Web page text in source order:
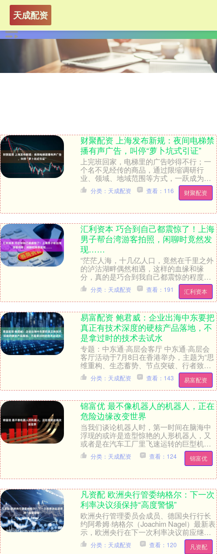
天成配资
财聚配资 上海发布新规：夜间电梯禁
播有声广告，叫停“萝卜坑式引证”
上完班回家，电梯里的广告吵得不行；一
个名不见经传的商品，通过限缩调研行
业、领域、地域范围等方式，一跃成为所
在圈层的“第一”；一位酷似知名人物的“推
荐官”将手中产....
财聚配资
分类：天成配资 查看：116
汇利资本 巧合到自己都震惊了！上海
男子帮台湾游客拍照，闲聊时竟然发
现……
“茫茫人海，十几亿人口，竟然在千里之外
的泸沽湖畔偶然相遇，这样的血缘和缘
分，真的是巧合到我自己都震惊的程度
了。” 近日，上海的陈先生分享了一段不可
思议的亲身经历....
汇利资本
分类：天成配资 查看：191
易富配资 鲍君威：企业出海中东要把
真正有技术深度的硬核产品落地，不
是拿过时的技术去试水
专题：中东通·高层会客厅 中东通·高层会
客厅活动于7月8日在香港举办，主题为“思
维重构、生态蓄势、节点突破、行者致
远”。图达通（Seyond）联合创始人兼董事
长....
易富配资
分类：天成配资 查看：143
锦富优 最不像机器人的机器人，正在
危险边缘改变世界
当我们谈论机器人时，第一时间在脑海中
浮现的或许是造型惊艳的人形机器人，又
或者是在汽车工厂里飞速运转的巨型机械
臂。但有一类机器人，它们既不酷炫，也
不吸引眼球——它....
锦富优
分类：天成配资 查看：124
凡资配 欧洲央行管委纳格尔：下一次
利率决议须保持“高度警惕”
欧洲央行管理委员会成员、德国央行行长
约阿希姆·纳格尔（Joachim Nagel）最新表
示，欧洲央行在下一次利率决议前应继续
警惕通胀风险，并保持政策选项的灵活
性....
凡资配
分类：天成配资 查看：120